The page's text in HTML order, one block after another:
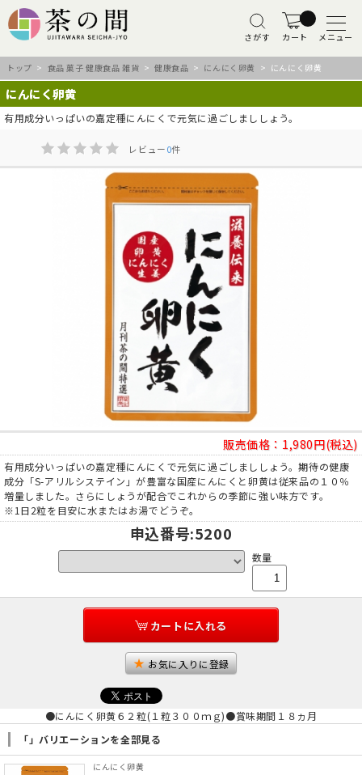
さがす カート メニュー
トップ > 食品 菓子 健康食品 雑貨 >健康食品 > にんにく卵黄 > にんにく卵黄
にんにく卵黄
有用成分いっぱいの嘉定種にんにくで元気に過ごしまししょう。
レビュー0件
販売価格： 1,980円(税込)
有用成分いっぱいの嘉定種にんにくで元気に過ごしまししょう。期待の健康
成分「S-アリルシステイン」が豊富な国産にんにくと卵黄は従来品の１０％
増量しました。さらにしょうが配合でこれからの季節に強い味方です。
※1日2粒を目安に水またはお湯でどうぞ。
申込番号:5200
数量
カートに入れる
お気に入りに登録
●にんにく卵黄６２粒(１粒３００ｍｇ)●賞味期間１８ヵ月
「」バリエーションを全部見る
にんにく卵黄